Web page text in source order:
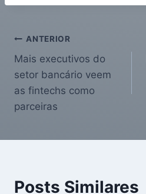
ANTERIOR
Mais executivos do
setor bancário veem
as fintechs como
parceiras
Posts Similares